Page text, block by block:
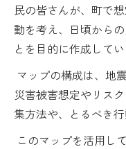
民の皆さんが、町で
動を考え、日頃から
とを目的に作成してい
マップの構成は、地
災害被害想定やリス
集方法や、とるべき
このマップを活用し